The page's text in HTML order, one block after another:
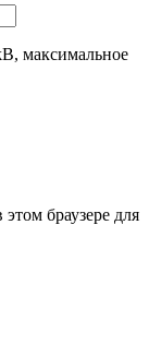
максимальное
браузере для